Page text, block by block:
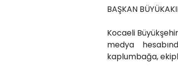
BAŞKAN
Kocaeli
medya
kaplumbağa,